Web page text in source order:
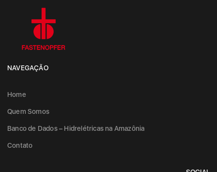
NAVEGAÇÃO
Home
Quem Somos
Banco de Dados – Hidrelétricas na Amazônia
Contato